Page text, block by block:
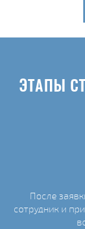
ЭТАПЫ
После
сотрудник и